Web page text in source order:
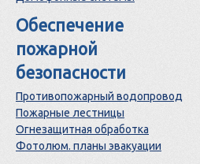
Обеспечение
пожарной
безопасности
Противопожарный водопровод
Пожарные лестницы
Огнезащитная обработка
Фотолюм. планы эвакуации